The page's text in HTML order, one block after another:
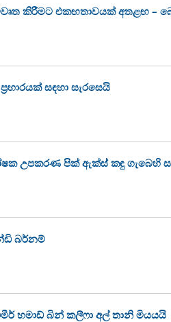
කිරීමට එකඟතාවයක් අතළඟ –
සඳහා සැරසෙයි
උපකරණ පික් ඇක්ස් කඳු ගැබෙහි
බර්නම්
හමාඩ් බින් කලීෆා අල් තානි මියයයි